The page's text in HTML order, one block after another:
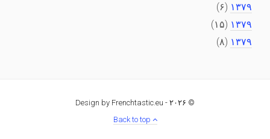
۱۳۷۹ (۶)
۱۳۷۹ (۱۵)
۱۳۷۹ (۸)
© ۲۰۲۶ -
Design by Frenchtastic.eu